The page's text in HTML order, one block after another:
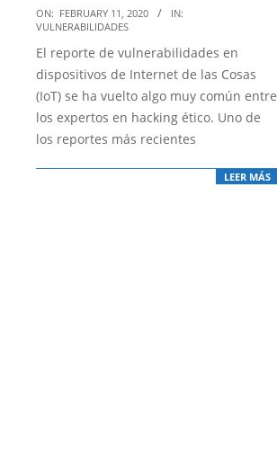
2020-
02-
11
ON: FEBRUARY 11, 2020
IN:
VULNERABILIDADES
El reporte de vulnerabilidades en
dispositivos de Internet de las Cosas
(IoT) se ha vuelto algo muy común entre
los expertos en hacking ético. Uno de
los reportes más recientes
LEER MÁS